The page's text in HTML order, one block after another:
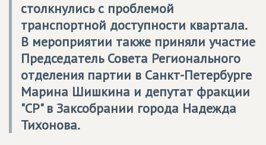
столкнулись с проблемой
транспортной доступности квартала.
В мероприятии также приняли участие
Председатель Совета Регионального
отделения партии в Санкт-Петербурге
Марина Шишкина и депутат фракции
"СР" в Заксобрании города Надежда
Тихонова.